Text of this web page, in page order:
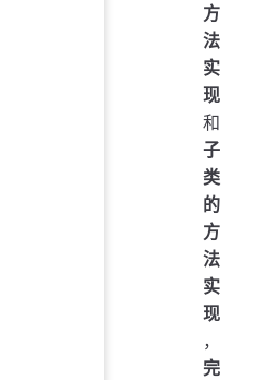
方
法
实
现
和
子
类
的
方
法
实
现
，
完